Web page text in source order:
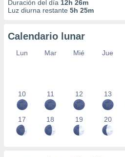
Duración del día 12h 26m
Luz diurna restante 5h 25m
Calendario lunar
Lun Mar Mié Jue
10 11 12 13
17 18 19 20